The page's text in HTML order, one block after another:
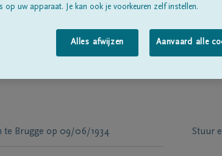
te Brugge op 09/06/1934
Stuur
op uw apparaat. Je kan ook je voorkeuren zelf instellen.
Alles afwijzen Aanvaard alle